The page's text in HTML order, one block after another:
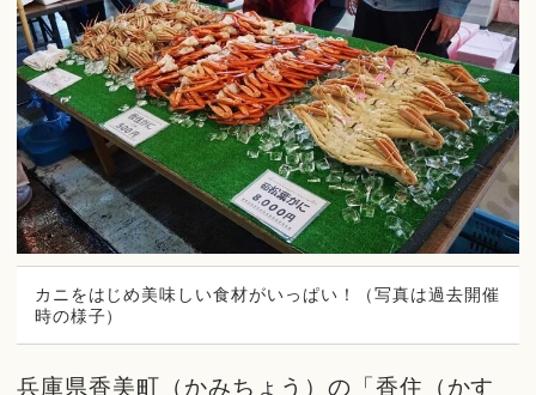
カニをはじめ美味しい食材がいっぱい！（写真は過去開催
時の様子）
兵庫県香美町（かみちょう）の「香住（かす